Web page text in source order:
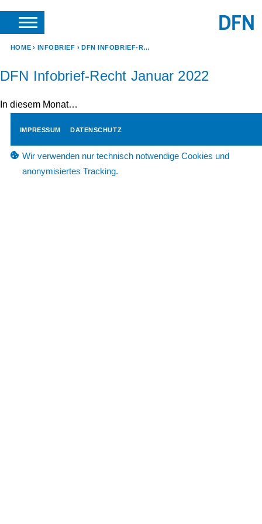
SUCHE ANFRAGEN & KONTAKT
HOME INFOBRIEF DFN INFOBRIEF-RECHT JANUAR 2022
DFN Infobrief-Recht Januar 2022
In diesem Monat…
IMPRESSUM DATENSCHUTZ
Wir verwenden nur technisch notwendige Cookies und
anonymisiertes Tracking.